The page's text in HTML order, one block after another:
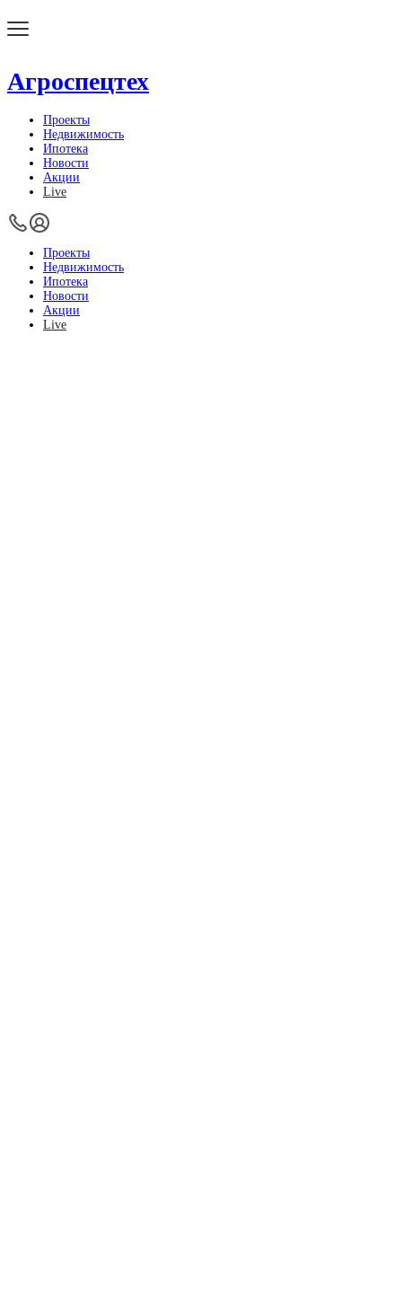
Агроспецтех
Проекты
Недвижимость
Ипотека
Новости
Акции
Live
Проекты
Недвижимость
Ипотека
Новости
Акции
Live